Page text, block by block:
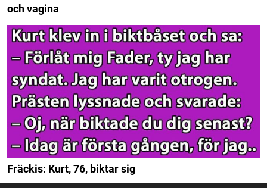
och vagina
Fräckis: Kurt, 76, biktar sig